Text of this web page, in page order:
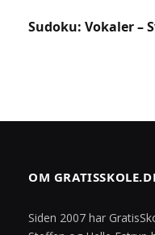
Sudoku: Vokaler –
OM
Siden 2007 har